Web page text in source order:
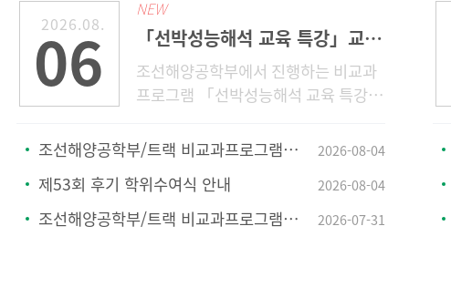
2026.08.
06
NEW
「선박성능해석 교육 특강」교육 장소 변경 안내 (105->107, 일정은 변동 없음)
조선해양공학부에서 진행하는 비교과
프로그램 「선박성능해석 교육 특강」
기존 41호관 105호에서 41호관 107호
로 변경되었음을 알려드립
2026-08-04
조선해양공학부/트랙 비교과프로그램 「선박성능해석 교육 특강」참가자 모집
2026-08-04
제53회 후기 학위수여식 안내
2026-07-31
조선해양공학부/트랙 비교과프로그램 「SIEMENS NX Ship 교육」 참가자 모집